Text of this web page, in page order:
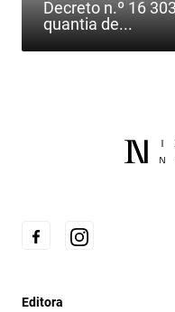
Decreto n.º 16
quantia de...
Editora